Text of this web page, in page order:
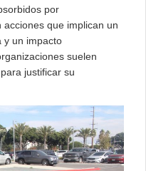
por
que implican un
y un impacto
suelen
justificar su